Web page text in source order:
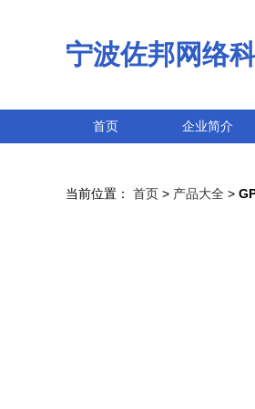
宁波佐邦网络
首页 企业简介
当前位置： 首页 > 产品大全 >